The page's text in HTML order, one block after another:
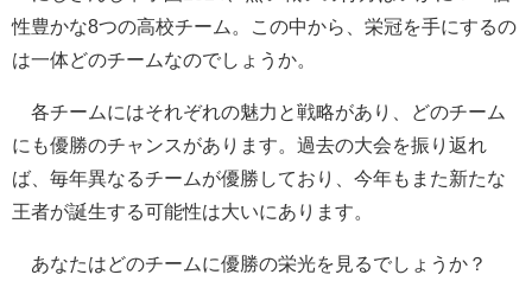
性豊かな8つの高校チーム。この中から、栄冠を手にするの
は一体どのチームなのでしょうか。
各チームにはそれぞれの魅力と戦略があり、どのチーム
にも優勝のチャンスがあります。過去の大会を振り返れ
ば、毎年異なるチームが優勝しており、今年もまた新たな
王者が誕生する可能性は大いにあります。
あなたはどのチームに優勝の栄光を見るでしょうか？